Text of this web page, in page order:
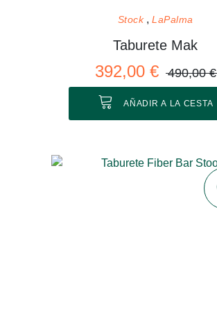
Stock LaPalma
Taburete Mak
392,00 € 490,00 €
AÑADIR A LA CESTA